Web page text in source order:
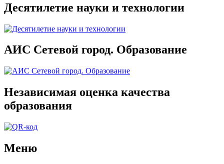
Десятилетие науки и технологии
АИС Сетевой город. Образование
Независимая оценка качества
образования
Меню